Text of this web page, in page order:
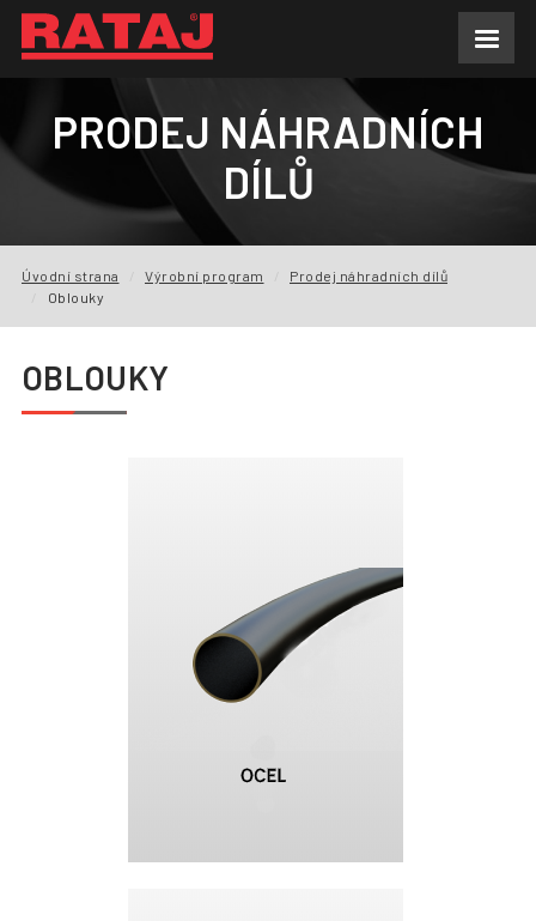
AKTUALITY
VÝROBNÍ PROGRAM
POPTÁVKY
REFERENCE
KE STAŽENÍ
rataj@rataj.cz
PRODEJ NÁHRADNÍCH
DÍLŮ
Úvodní strana Výrobní program
Prodej náhradních dílů
Oblouky
OBLOUKY